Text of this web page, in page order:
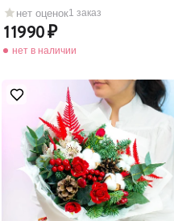
нет оценок1 заказ
11990
нет в наличии